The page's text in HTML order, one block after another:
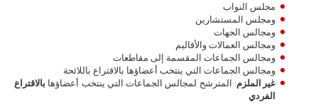
مجلس النواب
ومجلس المستشارين
ومجالس الجهات
ومجالس العمالات والأقاليم
ومجالس الجماعات المقسمة إلى مقاطعات
ومجالس الجماعات التي ينتخب أعضاؤها بالاقتراع باللائحة
غير الملزم: المترشح لمجالس الجماعات التي ينتخب أعضاؤها بالاقتراع
الفردي